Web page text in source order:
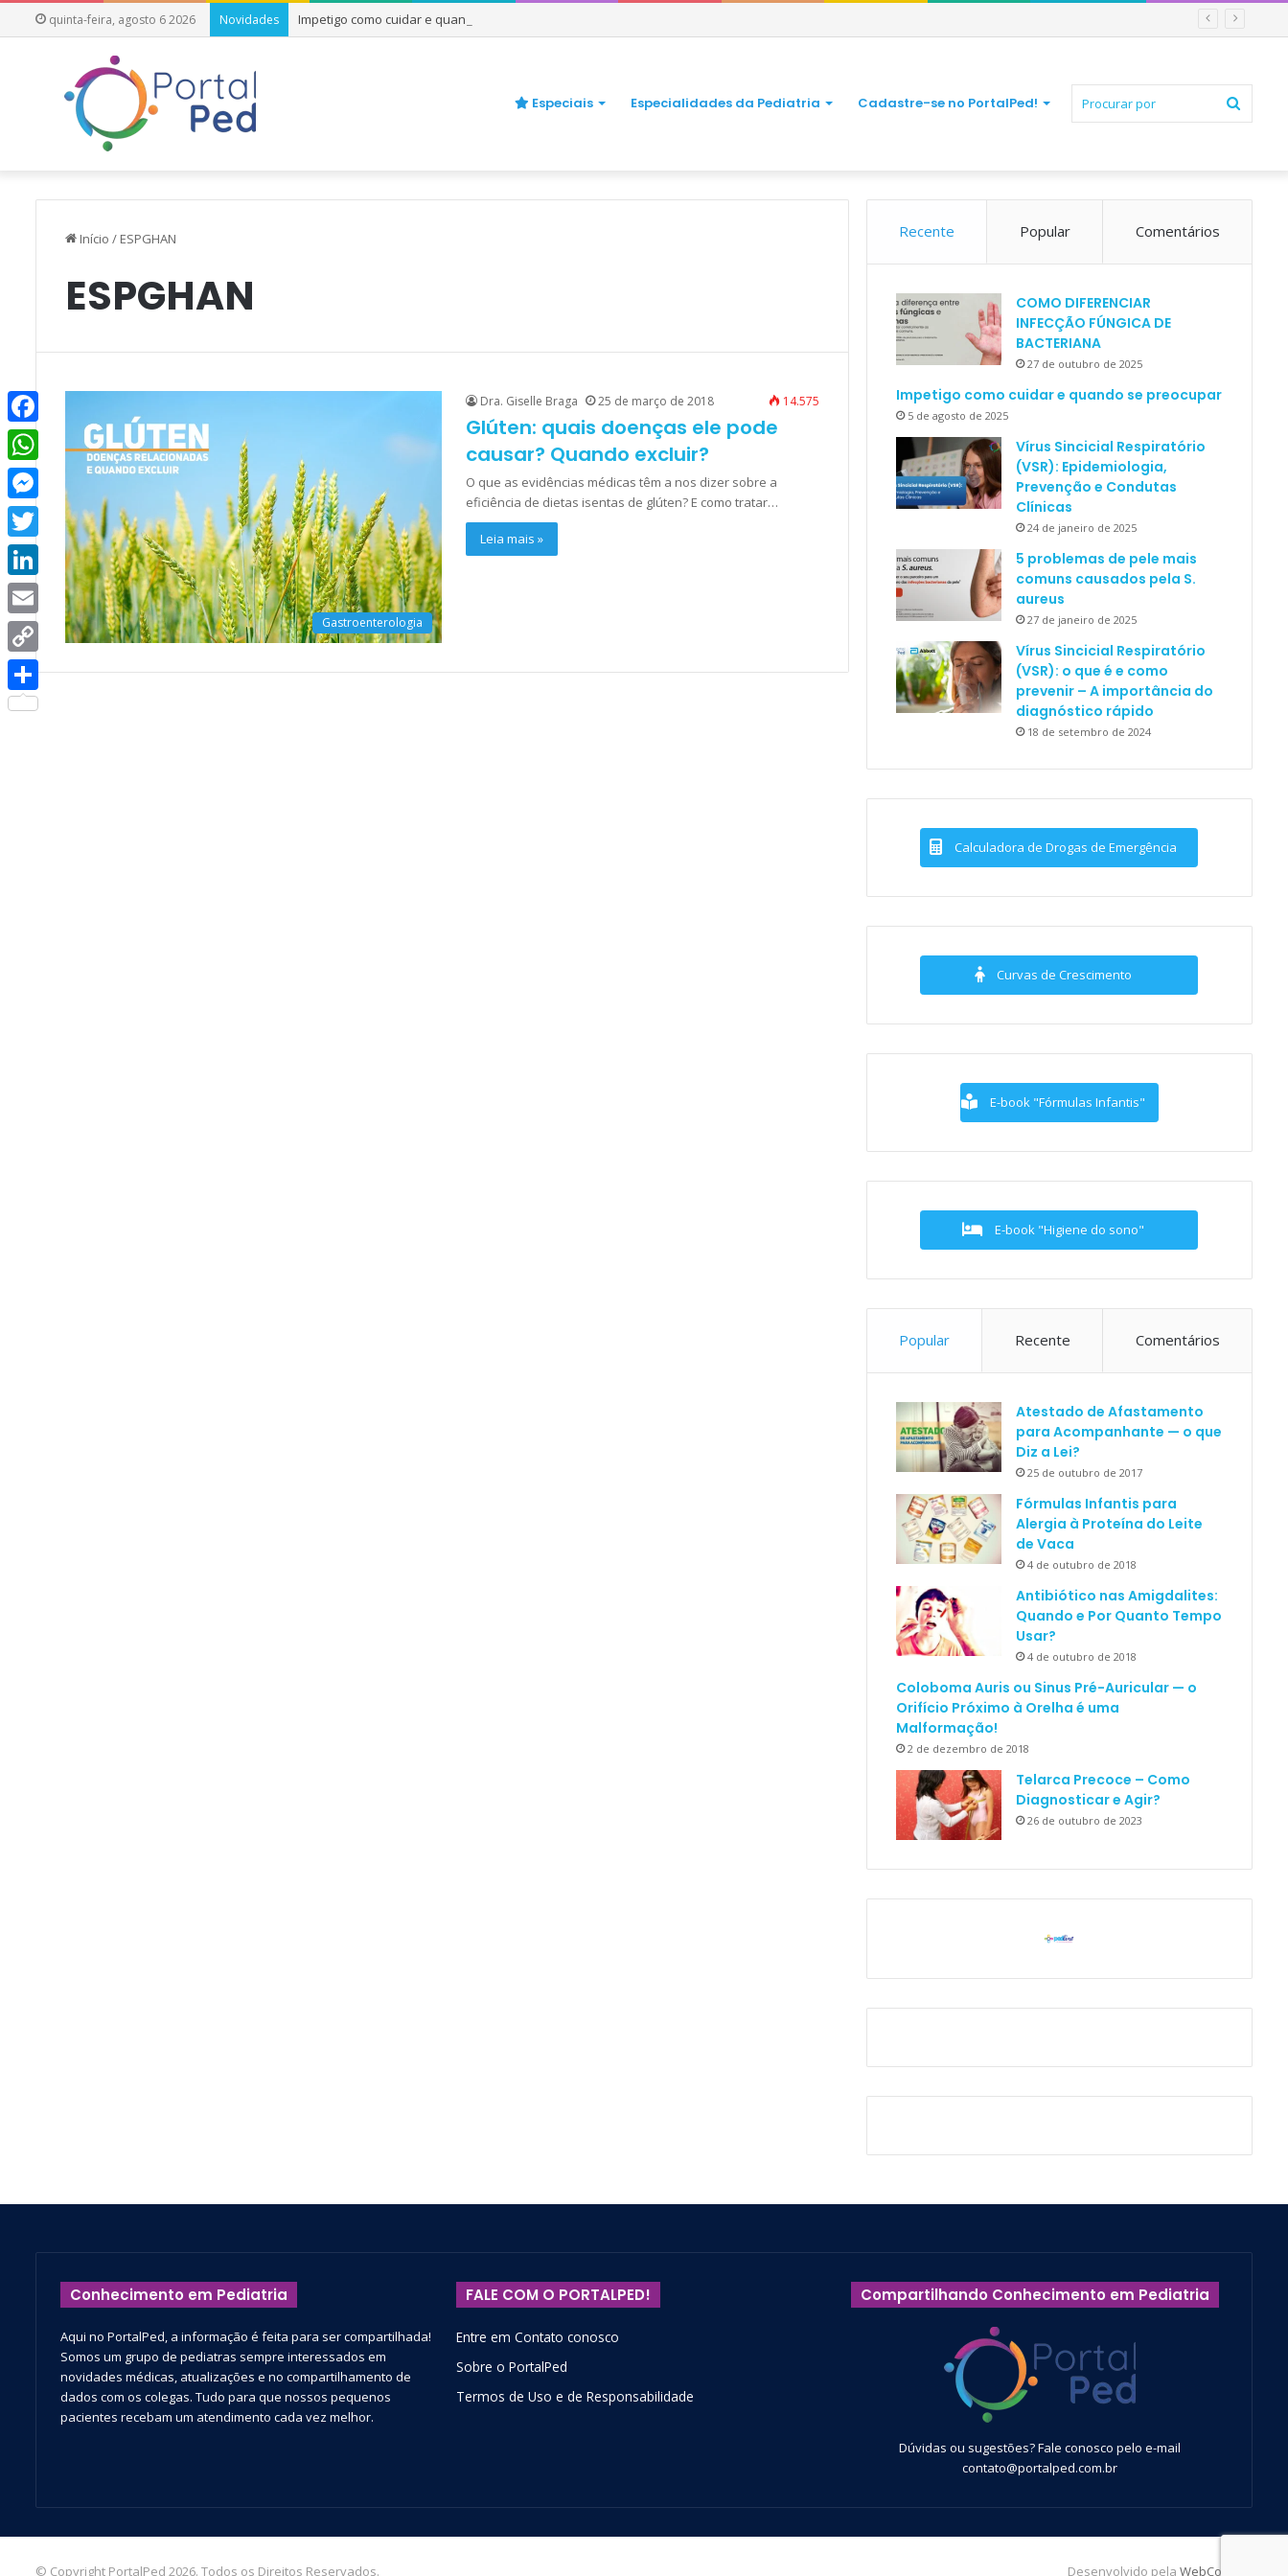
quinta-feira, agosto 6 2026 Novidades Impetigo como cuidar e quando se preocupar
Especiais Especialidades da Pediatria Cadastre-se no PortalPed!
Início / ESPGHAN
ESPGHAN
Gastroenterologia
Dra. Giselle Braga 25 de março de 2018 14.575
Glúten: quais doenças ele pode
causar? Quando excluir?
O que as evidências médicas têm a nos dizer sobre a
eficiência de dietas isentas de glúten? E como tratar…
Leia mais »
Recente Popular Comentários
COMO DIFERENCIAR
INFECÇÃO FÚNGICA DE
BACTERIANA
27 de outubro de 2025
Impetigo como cuidar e quando se preocupar
5 de agosto de 2025
Vírus Sincicial Respiratório
(VSR): Epidemiologia,
Prevenção e Condutas
Clínicas
24 de janeiro de 2025
5 problemas de pele mais
comuns causados pela S.
aureus
27 de janeiro de 2025
Vírus Sincicial Respiratório
(VSR): o que é e como
prevenir – A importância do
diagnóstico rápido
18 de setembro de 2024
Calculadora de Drogas de Emergência
Curvas de Crescimento
E-book "Fórmulas Infantis"
E-book "Higiene do sono"
Popular Recente Comentários
Atestado de Afastamento
para Acompanhante — o que
Diz a Lei?
25 de outubro de 2017
Fórmulas Infantis para
Alergia à Proteína do Leite
de Vaca
4 de outubro de 2018
Antibiótico nas Amigdalites:
Quando e Por Quanto Tempo
Usar?
4 de outubro de 2018
Coloboma Auris ou Sinus Pré-Auricular — o
Orifício Próximo à Orelha é uma
Malformação!
2 de dezembro de 2018
Telarca Precoce – Como
Diagnosticar e Agir?
26 de outubro de 2023
Conhecimento em Pediatria
Aqui no PortalPed, a informação é feita para ser compartilhada!
Somos um grupo de pediatras sempre interessados em
novidades médicas, atualizações e no compartilhamento de
dados com os colegas. Tudo para que nossos pequenos
pacientes recebam um atendimento cada vez melhor.
FALE COM O PORTALPED!
Entre em Contato conosco
Sobre o PortalPed
Termos de Uso e de Responsabilidade
Compartilhando Conhecimento em Pediatria
Dúvidas ou sugestões? Fale conosco pelo e-mail
contato@portalped.com.br
© Copyright PortalPed 2026. Todos os Direitos Reservados. Desenvolvido pela WebContent
Facebook
WhatsApp
Messenger
Twitter
LinkedIn
Email
Copy
Link
Share